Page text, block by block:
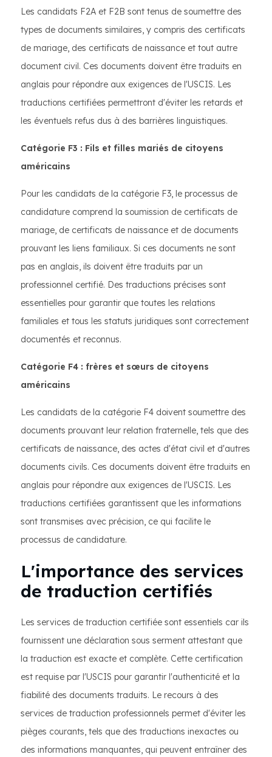
Les candidats F2A et F2B sont tenus de soumettre des
types de documents similaires, y compris des certificats
de mariage, des certificats de naissance et tout autre
document civil. Ces documents doivent être traduits en
anglais pour répondre aux exigences de l'USCIS. Les
traductions certifiées permettront d'éviter les retards et
les éventuels refus dus à des barrières linguistiques.
Catégorie F3 : Fils et filles mariés de citoyens
américains
Pour les candidats de la catégorie F3, le processus de
candidature comprend la soumission de certificats de
mariage, de certificats de naissance et de documents
prouvant les liens familiaux. Si ces documents ne sont
pas en anglais, ils doivent être traduits par un
professionnel certifié. Des traductions précises sont
essentielles pour garantir que toutes les relations
familiales et tous les statuts juridiques sont correctement
documentés et reconnus.
Catégorie F4 : frères et sœurs de citoyens
américains
Les candidats de la catégorie F4 doivent soumettre des
documents prouvant leur relation fraternelle, tels que des
certificats de naissance, des actes d'état civil et d'autres
documents civils. Ces documents doivent être traduits en
anglais pour répondre aux exigences de l'USCIS. Les
traductions certifiées garantissent que les informations
sont transmises avec précision, ce qui facilite le
processus de candidature.
L'importance des services
de traduction certifiés
Les services de traduction certifiée sont essentiels car ils
fournissent une déclaration sous serment attestant que
la traduction est exacte et complète. Cette certification
est requise par l'USCIS pour garantir l'authenticité et la
fiabilité des documents traduits. Le recours à des
services de traduction professionnels permet d'éviter les
pièges courants, tels que des traductions inexactes ou
des informations manquantes, qui peuvent entraîner des